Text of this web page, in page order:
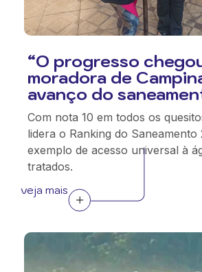
“O progresso
moradora de
avanço do
Com nota 10 em todos os
lidera o Ranking do Saneamento
exemplo de acesso universal à
tratados.
veja mais